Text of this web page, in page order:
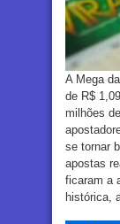
A Mega
de R$
milhões
se tornar
apostas
ficaram a
histórica,